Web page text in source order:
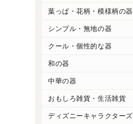
葉っぱ・花柄・模様柄の器
シンプル・無地の器
クール・個性的な器
和の器
中華の器
おもしろ雑貨・生活雑貨
ディズニーキャラクターズ